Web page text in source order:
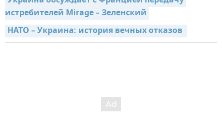
истребителей Mirage – Зеленский
НАТО – Украина: история вечных отказов